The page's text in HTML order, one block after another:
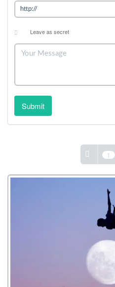
Leave as secret
Submit
1